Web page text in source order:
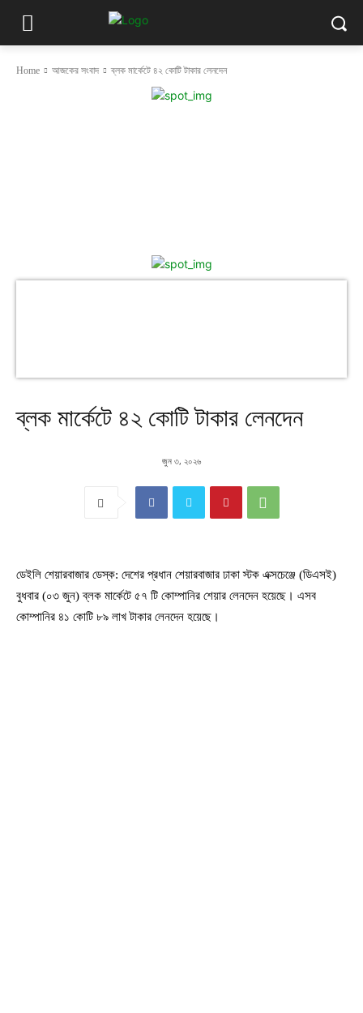
Home আজকের সংবাদ ব্লক মার্কেটে ৪২ কোটি টাকার লেনদেন
ব্লক মার্কেটে ৪২ কোটি টাকার লেনদেন
জুন ৩, ২০২৬
ডেইলি শেয়ারবাজার ডেস্ক: দেশের প্রধান শেয়ারবাজার ঢাকা স্টক এক্সচেঞ্জে (ডিএসই)
বুধবার (০৩ জুন) ব্লক মার্কেটে ৫৭ টি কোম্পানির শেয়ার লেনদেন হয়েছে। এসব
কোম্পানির ৪১ কোটি ৮৯ লাখ টাকার লেনদেন হয়েছে।